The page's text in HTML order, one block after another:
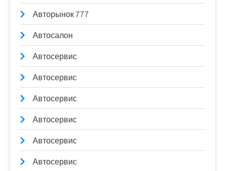
Авторынок 777
Автосалон
Автосервис
Автосервис
Автосервис
Автосервис
Автосервис
Автосервис